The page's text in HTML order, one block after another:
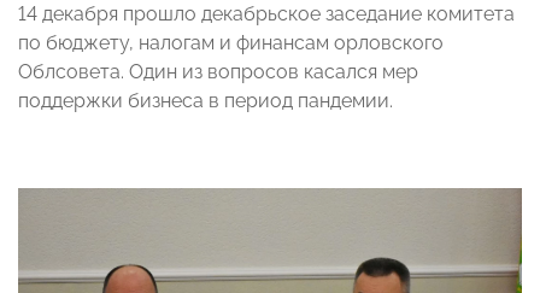
14 декабря прошло декабрьское заседание комитета
по бюджету, налогам и финансам орловского
Облсовета. Один из вопросов касался мер
поддержки бизнеса в период пандемии.